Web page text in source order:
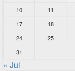
10
11
17
18
24
25
31
« Jul